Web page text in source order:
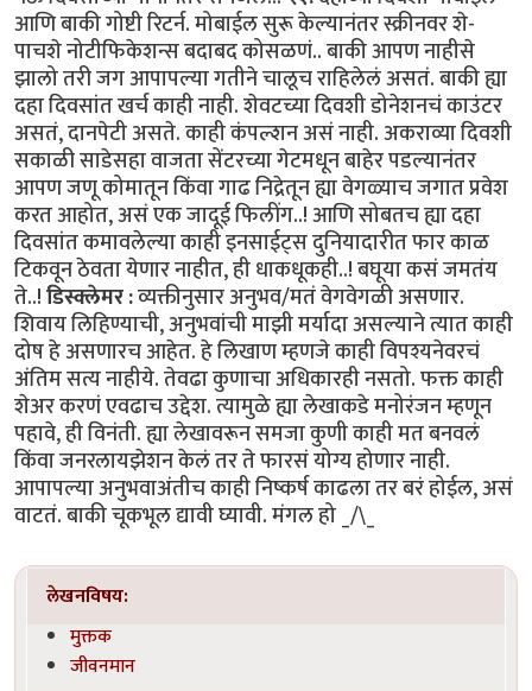
आणि बाकी गोष्टी रिटर्न. मोबाईल सुरू केल्यानंतर स्क्रीनवर शे-
पाचशे नोटीफिकेशन्स बदाबद कोसळणं.. बाकी आपण नाहीसे
झालो तरी जग आपापल्या गतीने चालूच राहिलेलं असतं. बाकी ह्या
दहा दिवसांत खर्च काही नाही. शेवटच्या दिवशी डोनेशनचं काउंटर
असतं, दानपेटी असते. काही कंपल्शन असं नाही. अकराव्या दिवशी
सकाळी साडेसहा वाजता सेंटरच्या गेटमधून बाहेर पडल्यानंतर
आपण जणू कोमातून किंवा गाढ निद्रेतून ह्या वेगळ्याच जगात प्रवेश
करत आहोत, असं एक जादूई फिलींग..! आणि सोबतच ह्या दहा
दिवसांत कमावलेल्या काही इनसाईट्स दुनियादारीत फार काळ
टिकवून ठेवता येणार नाहीत, ही धाकधूकही..! बघूया कसं जमतंय
ते..!डिस्क्लेमर :व्यक्तीनुसार अनुभव/मतं वेगवेगळी असणार.
शिवाय लिहिण्याची, अनुभवांची माझी मर्यादा असल्याने त्यात काही
दोष हे असणारच आहेत. हे लिखाण म्हणजे काही विपश्यनेवरचं
अंतिम सत्य नाहीये. तेवढा कुणाचा अधिकारही नसतो. फक्त काही
शेअर करणं एवढाच उद्देश. त्यामुळे ह्या लेखाकडे मनोरंजन म्हणून
पहावे, ही विनंती. ह्या लेखावरून समजा कुणी काही मत बनवलं
किंवा जनरलायझेशन केलं तर ते फारसं योग्य होणार नाही.
आपापल्या अनुभवाअंतीच काही निष्कर्ष काढला तर बरं होईल, असं
वाटतं. बाकी चूकभूल द्यावी घ्यावी. मंगल हो _/\_
लेखनविषय:
मुक्तक
जीवनमान